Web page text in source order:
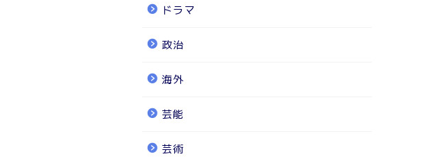
ドラマ
政治
海外
芸能
芸術